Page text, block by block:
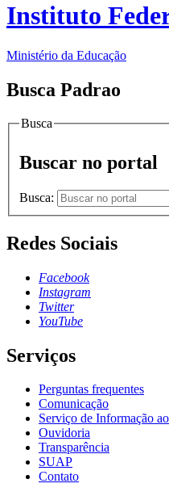
Instituto
Ministério da Educação
Busca Padrao
Busca
Buscar no portal
Busca:
Redes Sociais
Facebook
Instagram
Twitter
YouTube
Serviços
Perguntas frequentes
Comunicação
Serviço de Informação
Ouvidoria
Transparência
SUAP
Contato